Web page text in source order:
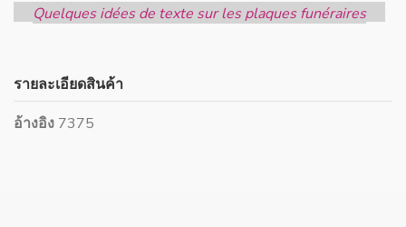
Quelques idées de texte sur les plaques funéraires
รายละเอียดสินค้า
อ้างอิง 7375